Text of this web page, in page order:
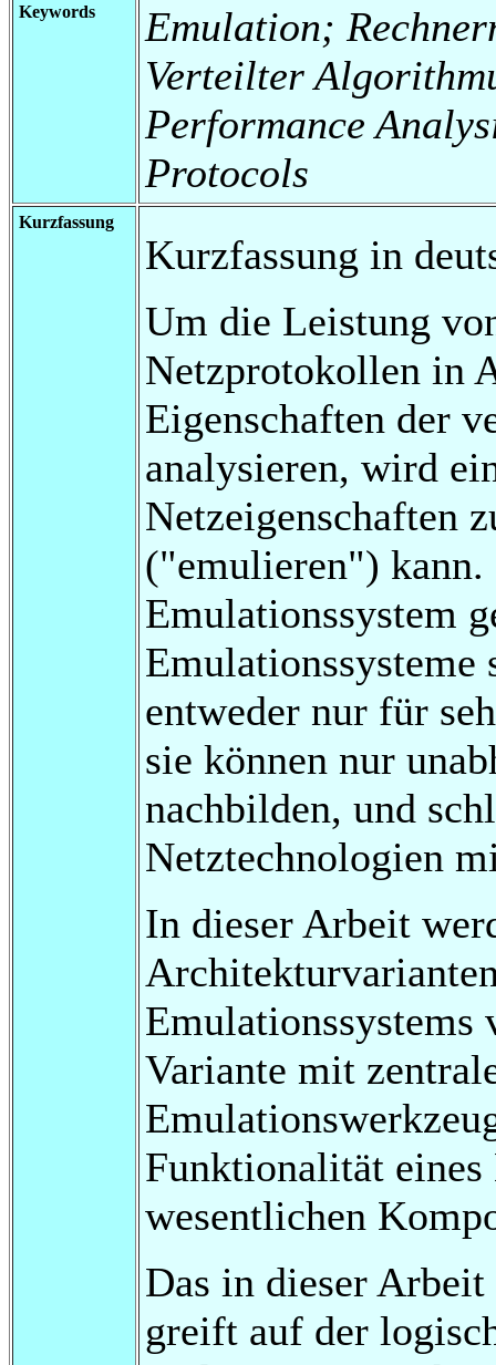
Keywords
Emulation;
Verteilter
Performance
Protocols
Kurzfassung
Kurzfassung in
Um die Leistung
Netzprotokollen in
Eigenschaften der
analysieren, wird
Netzeigenschaften
("emulieren") kann.
Emulationssystem
entweder nur für
sie können nur
nachbilden, und
Netztechnologien
In dieser Arbeit
Emulationssystems
Variante mit
Funktionalität
wesentlichen
Das in dieser
greift auf der